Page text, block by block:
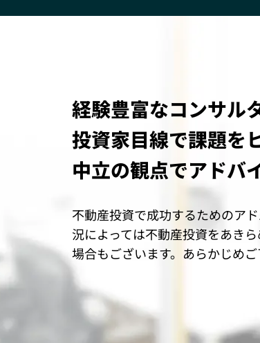
経験豊富なコンサル
投資家目線で課題を
中立の観点でアドバ
不動産投資で成功するためのア
況によっては不動産投資をあき
場合もございます。あらかじめご